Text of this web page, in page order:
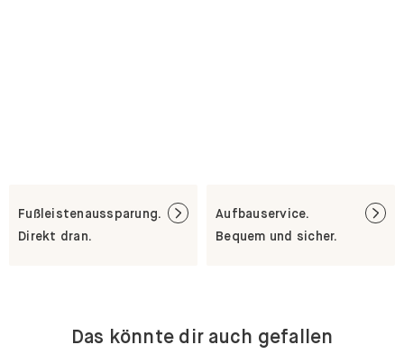
Fußleistenaussparung.
Direkt dran.
Aufbauservice.
Bequem und sicher.
Das könnte dir auch gefallen